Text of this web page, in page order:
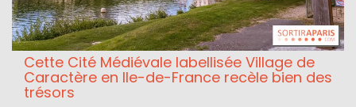
Cette Cité Médiévale labellisée Village de
Caractère en Ile-de-France recèle bien des
trésors